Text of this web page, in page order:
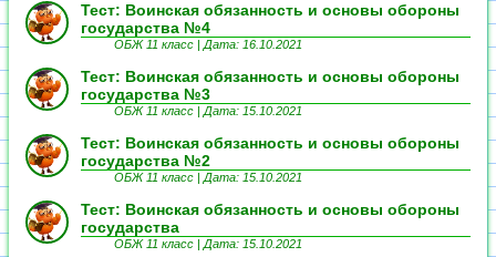
Тест: Воинская обязанность и основы обороны
государства №4
ОБЖ 11 класс | Дата: 16.10.2021
Тест: Воинская обязанность и основы обороны
государства №3
ОБЖ 11 класс | Дата: 15.10.2021
Тест: Воинская обязанность и основы обороны
государства №2
ОБЖ 11 класс | Дата: 15.10.2021
Тест: Воинская обязанность и основы обороны
государства
ОБЖ 11 класс | Дата: 15.10.2021